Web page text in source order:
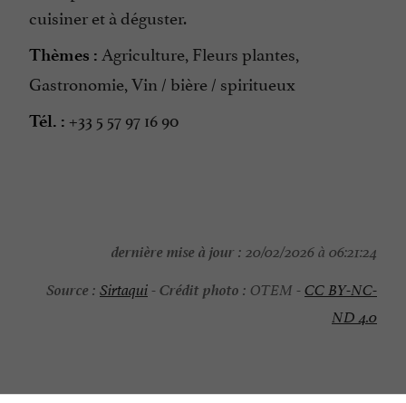
cuisiner et à déguster.
Thèmes : Agriculture, Fleurs plantes,
Gastronomie, Vin / bière / spiritueux
Tél. : +33 5 57 97 16 90
dernière mise à jour : 20/02/2026 à 06:21:24
Source : Sirtaqui-Crédit photo : OTEM -CC BY-NC-
ND 4.0